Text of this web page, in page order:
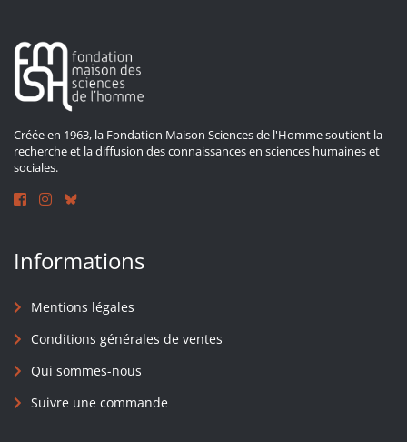
Créée en 1963, la Fondation Maison Sciences de l'Homme soutient la
recherche et la diffusion des connaissances en sciences humaines et
sociales.
Informations
Mentions légales
Conditions générales de ventes
Qui sommes-nous
Suivre une commande